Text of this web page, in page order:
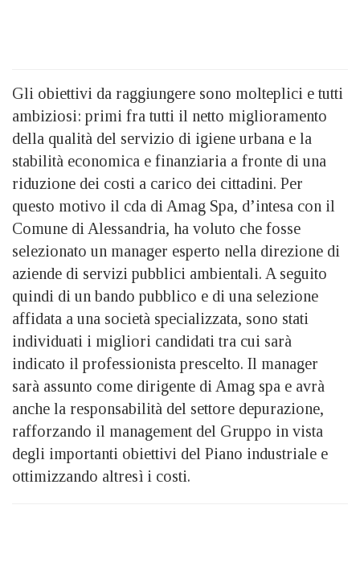
Gli obiettivi da raggiungere sono molteplici e tutti
ambiziosi: primi fra tutti il netto miglioramento
della qualità del servizio di igiene urbana e la
stabilità economica e finanziaria a fronte di una
riduzione dei costi a carico dei cittadini. Per
questo motivo il cda di Amag Spa, d’intesa con il
Comune di Alessandria, ha voluto che fosse
selezionato un manager esperto nella direzione di
aziende di servizi pubblici ambientali. A seguito
quindi di un bando pubblico e di una selezione
affidata a una società specializzata, sono stati
individuati i migliori candidati tra cui sarà
indicato il professionista prescelto. Il manager
sarà assunto come dirigente di Amag spa e avrà
anche la responsabilità del settore depurazione,
rafforzando il management del Gruppo in vista
degli importanti obiettivi del Piano industriale e
ottimizzando altresì i costi.